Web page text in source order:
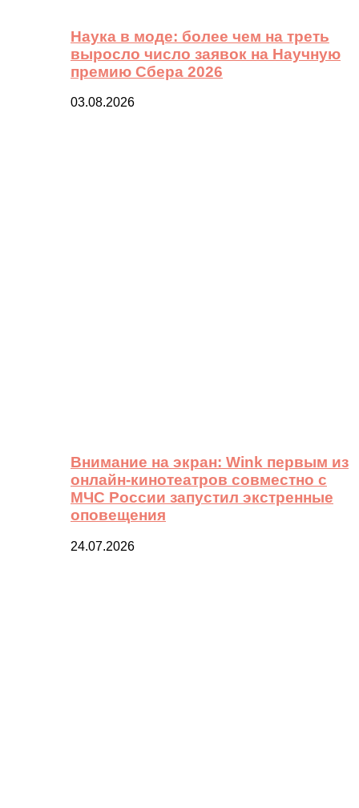
Наука в моде: более чем на треть
выросло число заявок на Научную
премию Сбера 2026
03.08.2026
Внимание на экран: Wink первым из
онлайн-кинотеатров совместно с
МЧС России запустил экстренные
оповещения
24.07.2026